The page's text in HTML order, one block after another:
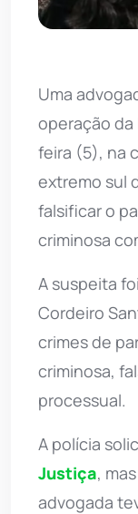
Uma
operação da
feira (5), na
extremo sul
falsificar o
criminosa
A suspeita
Cordeiro
crimes de
criminosa,
processual.
A polícia
Justiça,
advogada